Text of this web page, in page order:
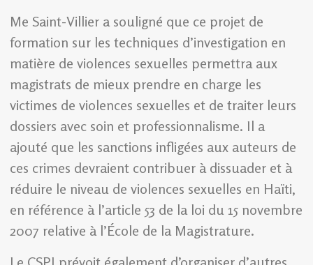
Me Saint-Villier a souligné que ce projet de
formation sur les techniques d’investigation en
matière de violences sexuelles permettra aux
magistrats de mieux prendre en charge les
victimes de violences sexuelles et de traiter leurs
dossiers avec soin et professionnalisme. Il a
ajouté que les sanctions infligées aux auteurs de
ces crimes devraient contribuer à dissuader et à
réduire le niveau de violences sexuelles en Haïti,
en référence à l’article 53 de la loi du 15 novembre
2007 relative à l’École de la Magistrature.